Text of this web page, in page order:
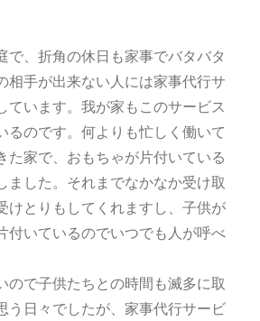
で、折角の休日も家事でバタバタ
相手が出来ない人には家事代行サ
ています。我が家もこのサービス
るのです。何よりも忙しく働いて
た家で、おもちゃが片付いている
ました。それまでなかなか受け取
けとりもしてくれますし、子供が
付いているのでいつでも人が呼べ
ので子供たちとの時間も滅多に取
う日々でしたが、家事代行サービ